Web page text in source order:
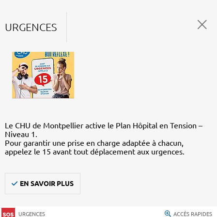
URGENCES
Le CHU de Montpellier active le Plan Hôpital en Tension –
Niveau 1.
Pour garantir une prise en charge adaptée à chacun,
appelez le 15 avant tout déplacement aux urgences.
EN SAVOIR PLUS
URGENCES ACCÈS RAPIDES